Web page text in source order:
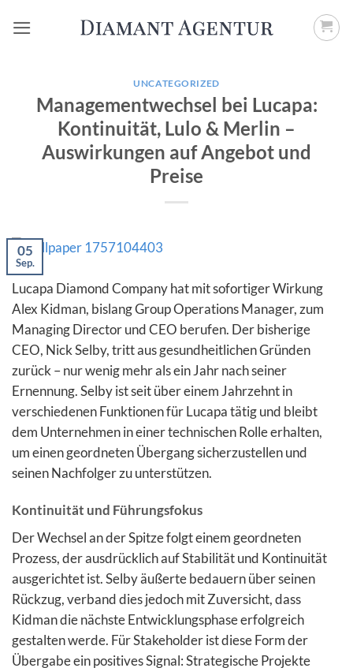
Inhalt
UNCATEGORIZED
Managementwechsel bei Lucapa:
Kontinuität, Lulo & Merlin –
Auswirkungen auf Angebot und
Preise
05
Sep.
Lucapa Diamond Company hat mit sofortiger Wirkung
Alex Kidman, bislang Group Operations Manager, zum
Managing Director und CEO berufen. Der bisherige
CEO, Nick Selby, tritt aus gesundheitlichen Gründen
zurück – nur wenig mehr als ein Jahr nach seiner
Ernennung. Selby ist seit über einem Jahrzehnt in
verschiedenen Funktionen für Lucapa tätig und bleibt
dem Unternehmen in einer technischen Rolle erhalten,
um einen geordneten Übergang sicherzustellen und
seinen Nachfolger zu unterstützen.
Kontinuität und Führungsfokus
Der Wechsel an der Spitze folgt einem geordneten
Prozess, der ausdrücklich auf Stabilität und Kontinuität
ausgerichtet ist. Selby äußerte bedauern über seinen
Rückzug, verband dies jedoch mit Zuversicht, dass
Kidman die nächste Entwicklungsphase erfolgreich
gestalten werde. Für Stakeholder ist diese Form der
Übergabe ein positives Signal: Strategische Projekte